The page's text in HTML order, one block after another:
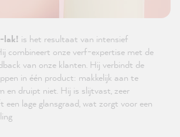
lak! is het resultaat van intensief
combineert onze verf-expertise met de
van onze klanten. Hij verbindt de
in één product: makkelijk aan te
en druipt niet. Hij is slijtvast, zeer
een lage glansgraad, wat zorgt voor een